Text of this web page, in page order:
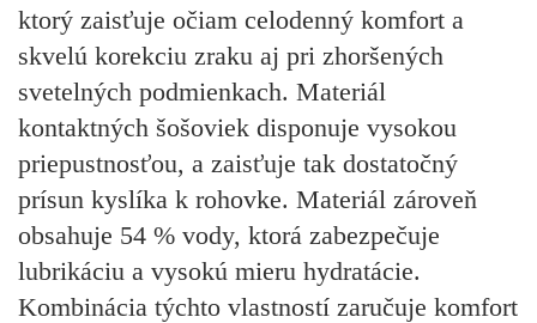
ktorý zaisťuje očiam celodenný komfort a
skvelú korekciu zraku aj pri zhoršených
svetelných podmienkach. Materiál
kontaktných šošoviek disponuje vysokou
priepustnosťou, a zaisťuje tak dostatočný
prísun kyslíka k rohovke. Materiál zároveň
obsahuje 54 % vody, ktorá zabezpečuje
lubrikáciu a vysokú mieru hydratácie.
Kombinácia týchto vlastností zaručuje komfort